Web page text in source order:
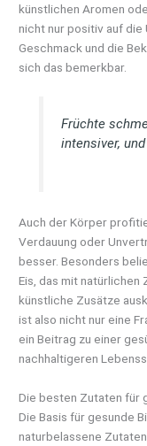
künstlichen Aromen
nicht nur positiv auf die
Geschmack und die
sich das bemerkbar.
Früchte
intensiver,
Auch der Körper
Verdauung oder
besser. Besonders
Eis, das mit
künstliche Zusätze
ist also nicht nur eine
ein Beitrag zu einer
nachhaltigeren
Die besten Zutaten für
Die Basis für gesunde
naturbelassene